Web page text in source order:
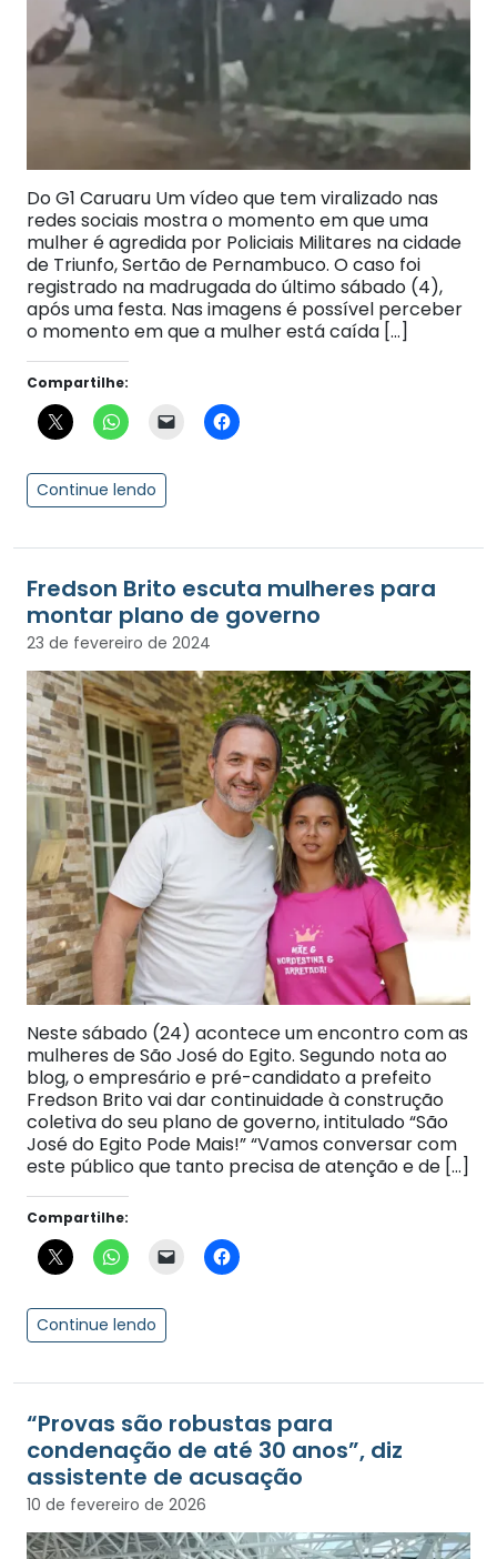
Do G1 Caruaru Um vídeo que tem viralizado nas
redes sociais mostra o momento em que uma
mulher é agredida por Policiais Militares na cidade
de Triunfo, Sertão de Pernambuco. O caso foi
registrado na madrugada do último sábado (4),
após uma festa. Nas imagens é possível perceber
o momento em que a mulher está caída […]
Compartilhe:
Continue lendo
Fredson Brito escuta mulheres para
montar plano de governo
23 de fevereiro de 2024
Neste sábado (24) acontece um encontro com as
mulheres de São José do Egito. Segundo nota ao
blog, o empresário e pré-candidato a prefeito
Fredson Brito vai dar continuidade à construção
coletiva do seu plano de governo, intitulado “São
José do Egito Pode Mais!” “Vamos conversar com
este público que tanto precisa de atenção e de […]
Compartilhe:
Continue lendo
“Provas são robustas para
condenação de até 30 anos”, diz
assistente de acusação
10 de fevereiro de 2026